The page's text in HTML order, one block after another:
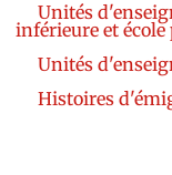
Unités
inférieure et
Unités
Histoires